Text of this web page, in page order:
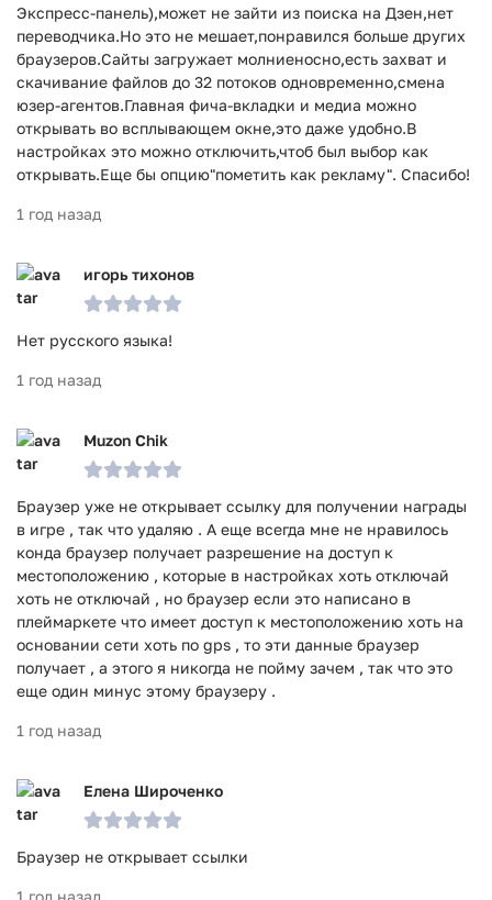
Экспресс-панель),может не зайти из поиска на Дзен,нет
переводчика.Но это не мешает,понравился больше других
браузеров.Сайты загружает молниеносно,есть захват и
скачивание файлов до 32 потоков одновременно,смена
юзер-агентов.Главная фича-вкладки и медиа можно
открывать во всплывающем окне,это даже удобно.В
настройках это можно отключить,чтоб был выбор как
открывать.Еще бы опцию"пометить как рекламу". Спасибо!
1 год назад
игорь тихонов
Нет русского языка!
1 год назад
Muzon Chik
Браузер уже не открывает ссылку для получении награды
в игре , так что удаляю . А еще всегда мне не нравилось
конда браузер получает разрешение на доступ к
местоположению , которые в настройках хоть отключай
хоть не отключай , но браузер если это написано в
плеймаркете что имеет доступ к местоположению хоть на
основании сети хоть по gps , то эти данные браузер
получает , а этого я никогда не пойму зачем , так что это
еще один минус этому браузеру .
1 год назад
Елена Широченко
Браузер не открывает ссылки
1 год назад